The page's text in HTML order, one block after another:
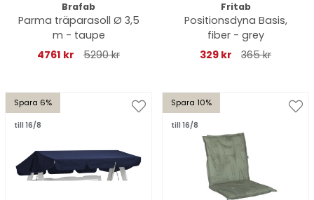
Brafab
Parma träparasoll Ø 3,5
m - taupe
4761 kr
5290 kr
Fritab
Positionsdyna Basis,
fiber - grey
329 kr
365 kr
Spara 6%
till 16/8
Spara 10%
till 16/8